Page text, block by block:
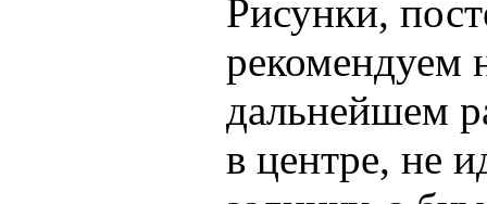
Рисунки,
рекомендуем
дальнейшем
в центре, не